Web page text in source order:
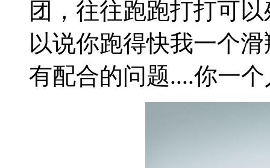
团，往往跑跑打打可
以说你跑得快我一个
有配合的问题....你一